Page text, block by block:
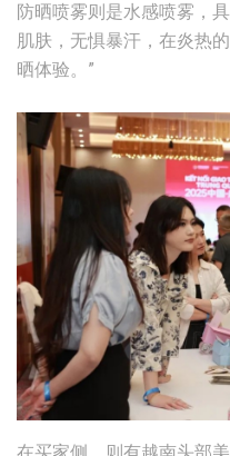
防晒喷雾则是水感喷雾，
肌肤，无惧暴汗，在炎热
晒体验。”